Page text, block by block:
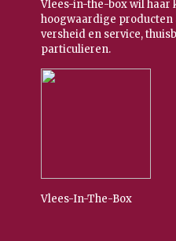
Vlees-in-the-box wil
hoogwaardige
versheid en service,
particulieren.
Vlees-In-The-Box